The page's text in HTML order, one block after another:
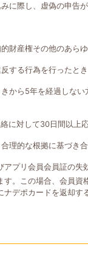
に際し、虚偽の申告
財産権その他のあら
する行為を行ったとき
から5年を経過しな
に対して30日間以上
理的な根拠に基づき
プリ会員会員証の失
。この場合、会員
デポカードを返却す